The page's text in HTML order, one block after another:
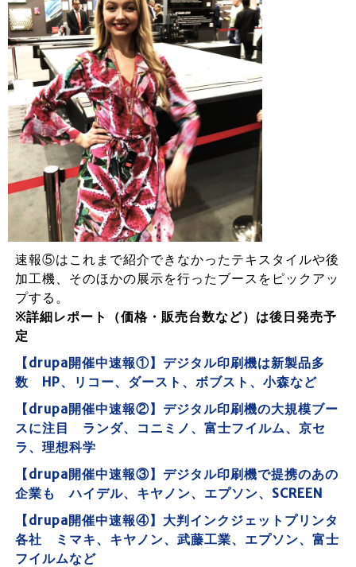
速報⑤はこれまで紹介できなかったテキスタイルや後
加工機、そのほかの展示を行ったブースをピックアッ
プする。
※詳細レポート（価格・販売台数など）は後日発売予
定
【drupa開催中速報①】デジタル印刷機は新製品多
数 HP、リコー、ダースト、ボブスト、小森など
【drupa開催中速報②】デジタル印刷機の大規模ブー
スに注目 ランダ、コニミノ、富士フイルム、京セ
ラ、理想科学
【drupa開催中速報③】デジタル印刷機で提携のあの
企業も ハイデル、キヤノン、エプソン、SCREEN
【drupa開催中速報④】大判インクジェットプリンタ
各社 ミマキ、キヤノン、武藤工業、エプソン、富士
フイルムなど